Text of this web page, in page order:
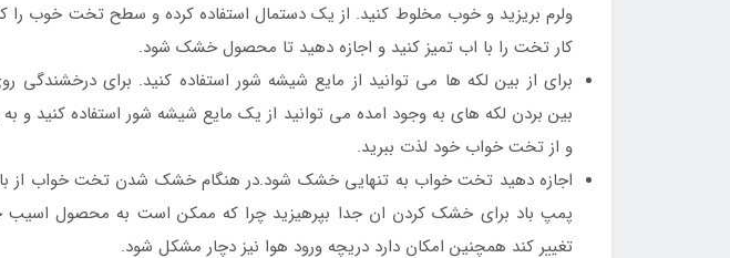
ولرم بریزید و خوب مخلوط کنید. از یک دستمال استفاده کرده و سطح تخت خوب را
کار تخت را با اب تمیز کنید و اجازه دهید تا محصول خشک شود.
برای از بین لکه ها می توانید از مایع شیشه شور استفاده کنید. برای
بین بردن لکه های به وجود امده می توانید از یک مایع شیشه شور استفاده کنید و به
و از تخت خواب خود لذت ببرید.
اجازه دهید تخت خواب به تنهایی خشک شود.در هنگام خشک شدن تخت خواب از باد
پمپ باد برای خشک کردن ان جدا بپرهیزید چرا که ممکن است به محصول اسیب
تغییر کند همچنین امکان دارد دریچه ورود هوا نیز دچار مشکل شود.